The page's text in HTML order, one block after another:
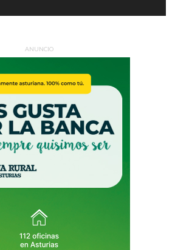
ANUNCIO